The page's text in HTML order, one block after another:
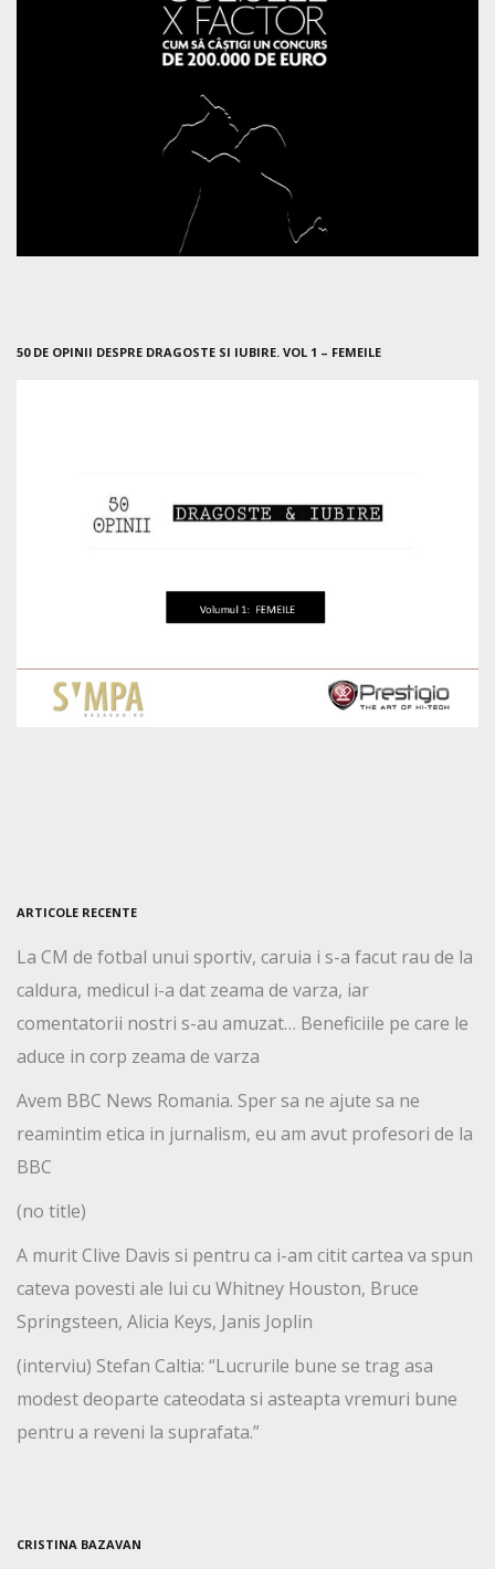
50 DE OPINII DESPRE DRAGOSTE SI IUBIRE. VOL 1 – FEMEILE
ARTICOLE RECENTE
La CM de fotbal unui sportiv, caruia i s-a facut rau de la
caldura, medicul i-a dat zeama de varza, iar
comentatorii nostri s-au amuzat… Beneficiile pe care le
aduce in corp zeama de varza
Avem BBC News Romania. Sper sa ne ajute sa ne
reamintim etica in jurnalism, eu am avut profesori de la
BBC
(no title)
A murit Clive Davis si pentru ca i-am citit cartea va spun
cateva povesti ale lui cu Whitney Houston, Bruce
Springsteen, Alicia Keys, Janis Joplin
(interviu) Stefan Caltia: “Lucrurile bune se trag asa
modest deoparte cateodata si asteapta vremuri bune
pentru a reveni la suprafata.”
CRISTINA BAZAVAN